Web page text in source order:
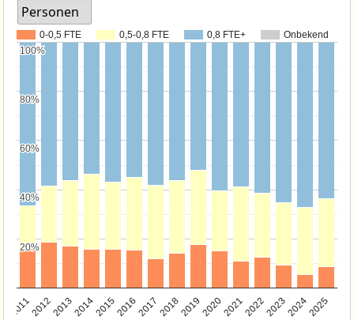
Personen
0-0,5 FTE 0,5-0,8 FTE 0,8 FTE+ Onbekend
201120122013201420152016201720182019202020212022202320242025
20%
20%
40%
40%
60%
60%
80%
80%
100%
100%